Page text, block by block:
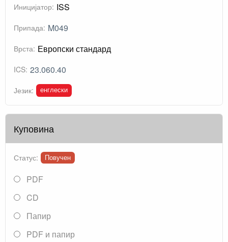
Иницијатор: ISS
Припада: M049
Врста: Европски стандард
ICS: 23.060.40
Језик: енглески
Куповина
Статус: Повучен
PDF
CD
Папир
PDF и папир